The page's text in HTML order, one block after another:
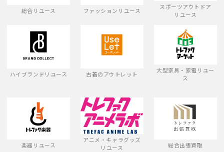
総合リユース ファッションリユース
スポーツアウトドア
リユース
ハイブランドリユース 古着のアウトレット
大型家具・家電リユー
ス
楽器リユース
アニメ・キャラグッズ
リユース
総合出張買取